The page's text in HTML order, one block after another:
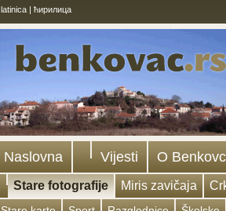
latinica| ћирилица
Naslovna Vijesti O
Stare fotografije Miris zavičaja